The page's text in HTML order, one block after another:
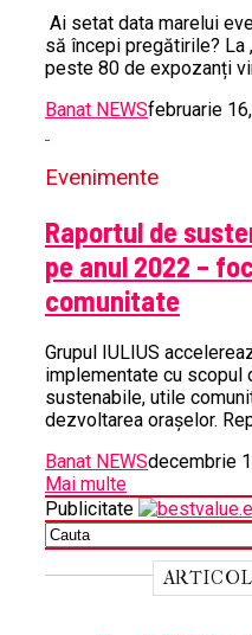
Ai setat data marelui
să începi pregătirile? La
peste 80 de expozanți
Banat NEWSfebruarie
Evenimente
Raportul de
pe anul 2022 –
comunitate
Grupul IULIUS
implementate cu scopul
sustenabile, utile
dezvoltarea orașelor.
Banat NEWSdecembrie
Mai multe
Publicitate